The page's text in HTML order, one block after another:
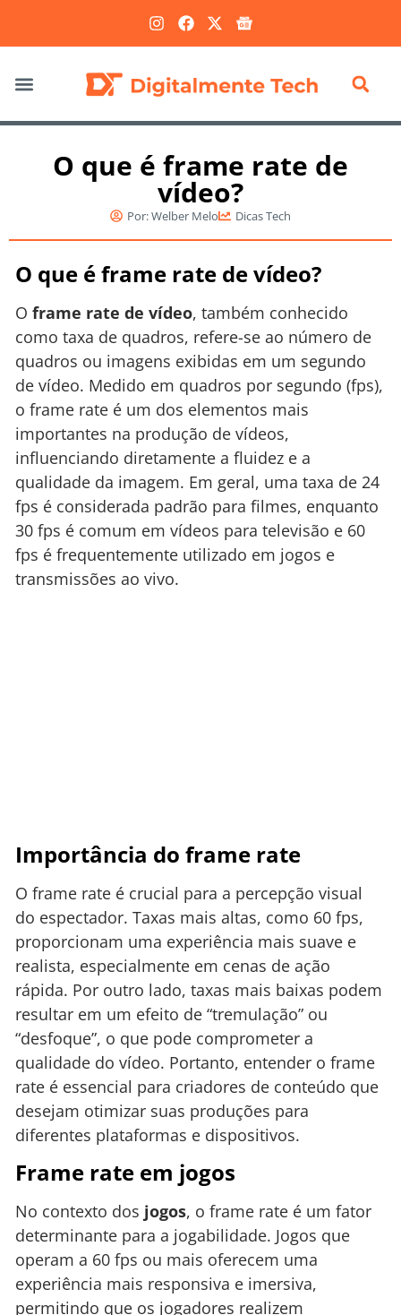
O que é frame rate de
vídeo?
Por:Welber Melo Dicas Tech
O que é frame rate de vídeo?
O frame rate de vídeo, também conhecido
como taxa de quadros, refere-se ao número de
quadros ou imagens exibidas em um segundo
de vídeo. Medido em quadros por segundo (fps),
o frame rate é um dos elementos mais
importantes na produção de vídeos,
influenciando diretamente a fluidez e a
qualidade da imagem. Em geral, uma taxa de 24
fps é considerada padrão para filmes, enquanto
30 fps é comum em vídeos para televisão e 60
fps é frequentemente utilizado em jogos e
transmissões ao vivo.
Importância do frame rate
O frame rate é crucial para a percepção visual
do espectador. Taxas mais altas, como 60 fps,
proporcionam uma experiência mais suave e
realista, especialmente em cenas de ação
rápida. Por outro lado, taxas mais baixas podem
resultar em um efeito de “tremulação” ou
“desfoque”, o que pode comprometer a
qualidade do vídeo. Portanto, entender o frame
rate é essencial para criadores de conteúdo que
desejam otimizar suas produções para
diferentes plataformas e dispositivos.
Frame rate em jogos
No contexto dos jogos, o frame rate é um fator
determinante para a jogabilidade. Jogos que
operam a 60 fps ou mais oferecem uma
experiência mais responsiva e imersiva,
permitindo que os jogadores realizem